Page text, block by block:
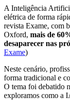
A Inteligência
elétrica de forma
revista Exame, com
Oxford, mais de
desaparecer nas
Exame)
Neste cenário,
forma tradicional e
O tema foi debatido
exploramos como a